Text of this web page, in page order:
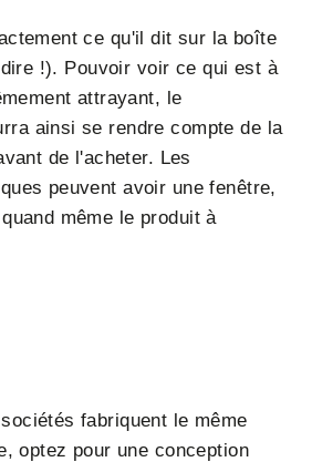
ce qu'il dit sur la boîte
!). Pouvoir voir ce qui est à
attrayant, le
ainsi se rendre compte de la
de l'acheter. Les
peuvent avoir une fenêtre,
même le produit à
fabriquent le même
optez pour une conception